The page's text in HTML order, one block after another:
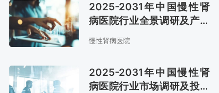
2025-2031年中国慢性肾
病医院行业全景调研及产业
竞争格局报告
慢性肾病医院
2025-2031年中国慢性肾
病医院行业市场调研及投资